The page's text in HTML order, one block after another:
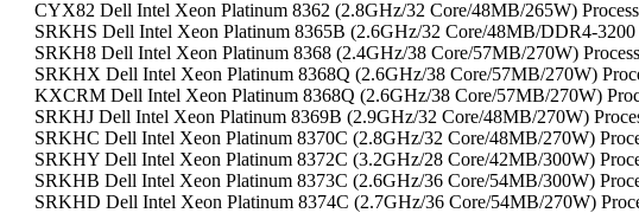
CYX82 Dell Intel Xeon Platinum 8362 (2.8GHz/32 Core/48MB/265W)
SRKHS Dell Intel Xeon Platinum 8365B (2.6GHz/32 Core/48MB/DDR4-3200
SRKH8 Dell Intel Xeon Platinum 8368 (2.4GHz/38 Core/57MB/270W)
SRKHX Dell Intel Xeon Platinum 8368Q (2.6GHz/38 Core/57MB/270W)
KXCRM Dell Intel Xeon Platinum 8368Q (2.6GHz/38 Core/57MB/270W)
SRKHJ Dell Intel Xeon Platinum 8369B (2.9GHz/32 Core/48MB/270W)
SRKHC Dell Intel Xeon Platinum 8370C (2.8GHz/32 Core/48MB/270W)
SRKHY Dell Intel Xeon Platinum 8372C (3.2GHz/28 Core/42MB/300W)
SRKHB Dell Intel Xeon Platinum 8373C (2.6GHz/36 Core/54MB/300W)
SRKHD Dell Intel Xeon Platinum 8374C (2.7GHz/36 Core/54MB/270W)